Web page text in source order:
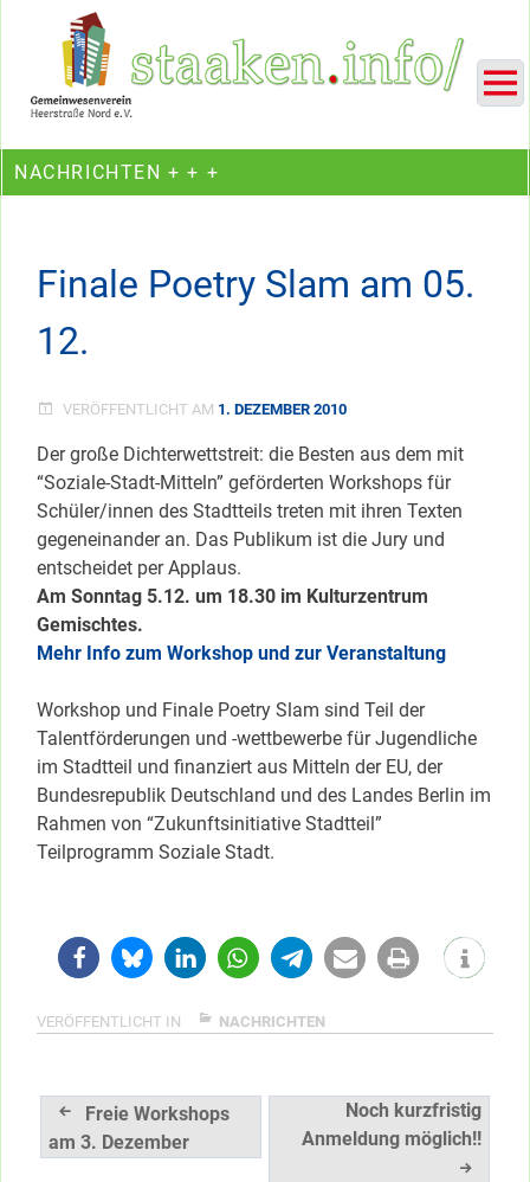
Ein Projekt des Gemeinwesenvereins Heerstraße Nord
NACHRICHTEN + + +
Finale Poetry Slam am 05.
12.
VERÖFFENTLICHT AM 1. DEZEMBER 2010
Der große Dichterwettstreit: die Besten aus dem mit
“Soziale-Stadt-Mitteln” geförderten Workshops für
Schüler/innen des Stadtteils treten mit ihren Texten
gegeneinander an. Das Publikum ist die Jury und
entscheidet per Applaus.
Am Sonntag 5.12. um 18.30 im Kulturzentrum
Gemischtes.
Mehr Info zum Workshop und zur Veranstaltung
Workshop und Finale Poetry Slam sind Teil der
Talentförderungen und -wettbewerbe für Jugendliche
im Stadtteil und finanziert aus Mitteln der EU, der
Bundesrepublik Deutschland und des Landes Berlin im
Rahmen von “Zukunftsinitiative Stadtteil”
Teilprogramm Soziale Stadt.
VERÖFFENTLICHT IN NACHRICHTEN
Beitragsnavigation
Freie Workshops
am 3. Dezember
Noch kurzfristig
Anmeldung möglich!!